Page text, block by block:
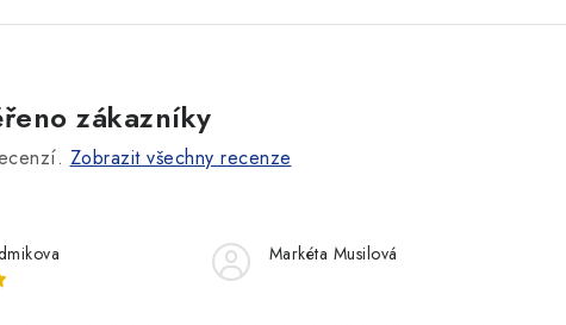
zákazníky
Zobrazit všechny recenze
Markéta Musilová